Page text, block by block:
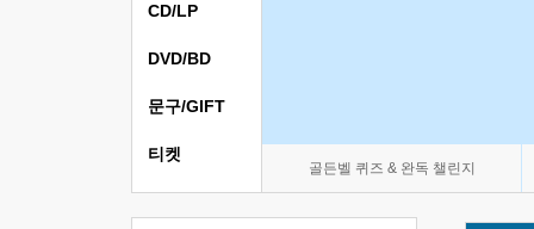
골든벨 퀴즈 & 완독 챌린지
CD/LP
DVD/BD
문구/GIFT
티켓